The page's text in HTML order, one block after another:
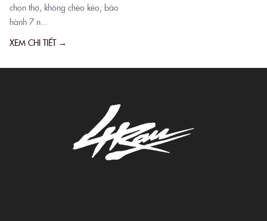
chọn thợ, không chèo kéo; bảo
hành 7 n...
XEM CHI TIẾT →